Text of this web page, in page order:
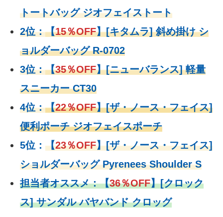
トートバッグ ジオフェイストート
2位：【15％OFF】[キタムラ] 斜め掛け シ
ョルダーバッグ R-0702
3位：【35％OFF】[ニューバランス] 軽量
スニーカー CT30
4位：【22％OFF】[ザ・ノース・フェイス]
便利ポーチ ジオフェイスポーチ
5位： 【23％OFF】[ザ・ノース・フェイス]
ショルダーバッグ Pyrenees Shoulder S
担当者オススメ：【36％OFF】[クロック
ス] サンダル バヤバンド クロッグ